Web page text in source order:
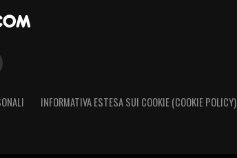
INFORMATIVA ESTESA SUI COOKIE (COOKIE POLICY)